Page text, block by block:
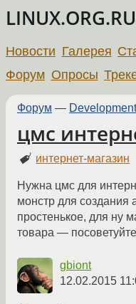
LINUX.ORG.RU
Новости Галерея
Форум Опросы
Форум — Development
цмс
интернет-магазин
Нужна цмс для
монстр для создания
простенькое, для ну
товара —
gbiont
12.02.2015